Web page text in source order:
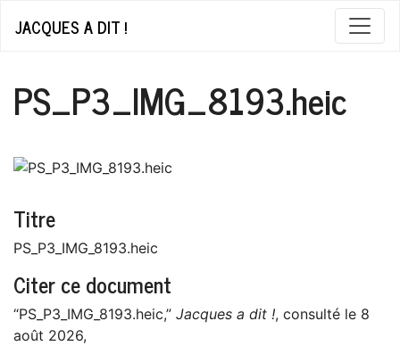
JACQUES A DIT !
PS_P3_IMG_8193.heic
Titre
PS_P3_IMG_8193.heic
Citer ce document
“PS_P3_IMG_8193.heic,” Jacques a dit !, consulté le 8
août 2026,